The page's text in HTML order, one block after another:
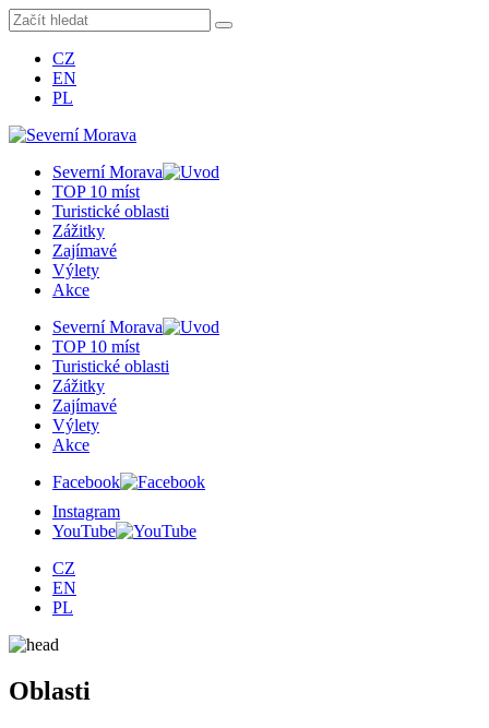
CZ
EN
PL
Severní Morava
TOP 10 míst
Turistické oblasti
Zážitky
Zajímavé
Výlety
Akce
Severní Morava
TOP 10 míst
Turistické oblasti
Zážitky
Zajímavé
Výlety
Akce
Facebook
Instagram
YouTube
CZ
EN
PL
Oblasti